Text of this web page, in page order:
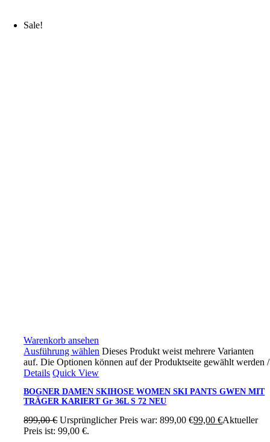
Sale!
Warenkorb ansehen
Ausführung wählen Dieses Produkt weist mehrere Varianten
auf. Die Optionen können auf der Produktseite gewählt werden/
Details Quick View
BOGNER DAMEN SKIHOSE WOMEN SKI PANTS GWEN MIT
TRÄGER KARIERT Gr 36L S 72 NEU
899,00€ Ursprünglicher Preis war: 899,00 €99,00€Aktueller
Preis ist: 99,00 €.